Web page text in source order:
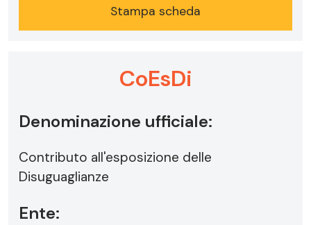
Stampa scheda
CoEsDi
Denominazione ufficiale:
Contributo all'esposizione delle
Disuguaglianze
Ente: